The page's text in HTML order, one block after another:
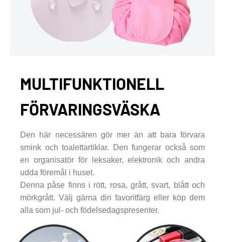
MULTIFUNKTIONELL
FÖRVARINGSVÄSKA
Den här necessären gör mer än att bara förvara
smink och toalettartiklar. Den fungerar också som
en organisatör för leksaker, elektronik och andra
udda föremål i huset.
Denna påse finns i rött, rosa, grått, svart, blått och
mörkgrått. Välj gärna din favoritfärg eller köp dem
alla som jul- och födelsedagspresenter.